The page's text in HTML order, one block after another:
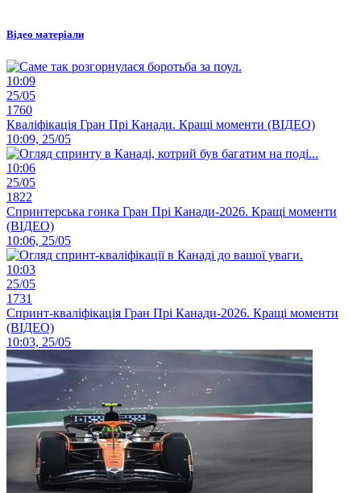
Відео матеріали
10:09
25/05
1760
Кваліфікація Гран Прі Канади. Кращі моменти (ВІДЕО)
10:09, 25/05
10:06
25/05
1822
Спринтерська гонка Гран Прі Канади-2026. Кращі моменти
(ВІДЕО)
10:06, 25/05
10:03
25/05
1731
Спринт-кваліфікація Гран Прі Канади-2026. Кращі моменти
(ВІДЕО)
10:03, 25/05